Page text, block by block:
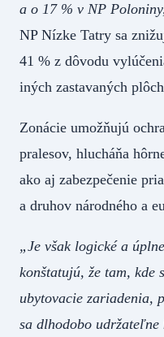
a o 17 % v NP
NP Nízke Tatry sa
41 % z dôvodu
iných zastavaných
Zonácie umožňujú
pralesov, hlucháňa
ako aj zabezpečenie
a druhov národného a
„Je však logické a
konštatujú, že tam, kde
ubytovacie zariadenia,
sa dlhodobo